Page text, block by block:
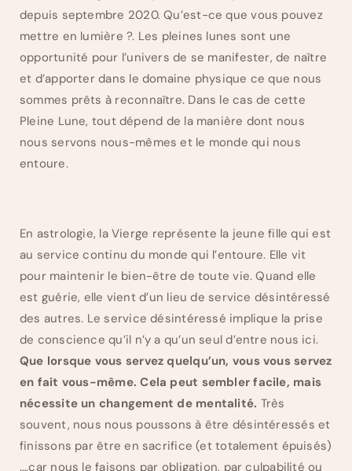
depuis septembre 2020. Qu’est-ce que vous pouvez
mettre en lumière ?. Les pleines lunes sont une
opportunité pour l’univers de se manifester, de naître
et d’apporter dans le domaine physique ce que nous
sommes prêts à reconnaître. Dans le cas de cette
Pleine Lune, tout dépend de la manière dont nous
nous servons nous-mêmes et le monde qui nous
entoure.
En astrologie, la Vierge représente la jeune fille qui est
au service continu du monde qui l’entoure. Elle vit
pour maintenir le bien-être de toute vie. Quand elle
est guérie, elle vient d’un lieu de service désintéressé
des autres. Le service désintéressé implique la prise
de conscience qu’il n’y a qu’un seul d’entre nous ici.
Que lorsque vous servez quelqu’un, vous vous servez
en fait vous-même. Cela peut sembler facile, mais
nécessite un changement de mentalité. Très
souvent, nous nous poussons à être désintéressés et
finissons par être en sacrifice (et totalement épuisés)
….car nous le faisons par obligation, par culpabilité ou